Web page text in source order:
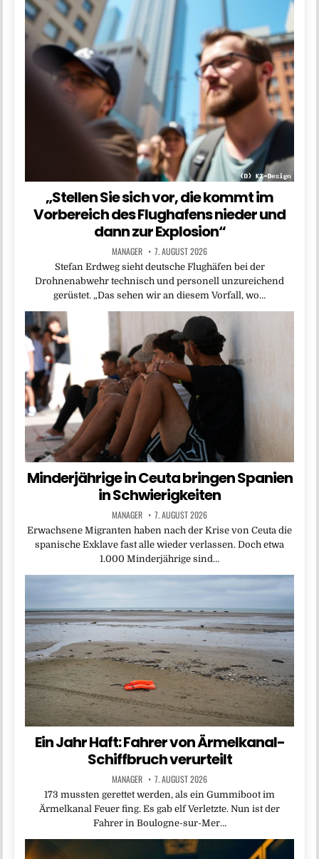
„Stellen Sie sich vor, die kommt im
Vorbereich des Flughafens nieder und
dann zur Explosion“
MANAGER 7. AUGUST 2026
Stefan Erdweg sieht deutsche Flughäfen bei der
Drohnenabwehr technisch und personell unzureichend
gerüstet. „Das sehen wir an diesem Vorfall, wo…
Minderjährige in Ceuta bringen Spanien
in Schwierigkeiten
MANAGER 7. AUGUST 2026
Erwachsene Migranten haben nach der Krise von Ceuta die
spanische Exklave fast alle wieder verlassen. Doch etwa
1.000 Minderjährige sind…
Ein Jahr Haft: Fahrer von Ärmelkanal-
Schiffbruch verurteilt
MANAGER 7. AUGUST 2026
173 mussten gerettet werden, als ein Gummiboot im
Ärmelkanal Feuer fing. Es gab elf Verletzte. Nun ist der
Fahrer in Boulogne-sur-Mer…